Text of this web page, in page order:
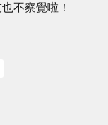
不察覺啦！